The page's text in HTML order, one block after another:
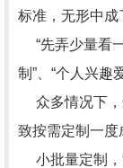
标准，无形中成
“先弄少量看
制”、“个人兴
众多情况下，
致按需定制一度
小批量定制，